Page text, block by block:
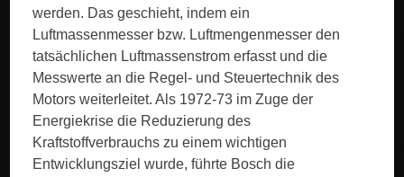
werden. Das geschieht, indem ein
Luftmassenmesser bzw. Luftmengenmesser den
tatsächlichen Luftmassenstrom erfasst und die
Messwerte an die Regel- und Steuertechnik des
Motors weiterleitet. Als 1972-73 im Zuge der
Energiekrise die Reduzierung des
Kraftstoffverbrauchs zu einem wichtigen
Entwicklungsziel wurde, führte Bosch die